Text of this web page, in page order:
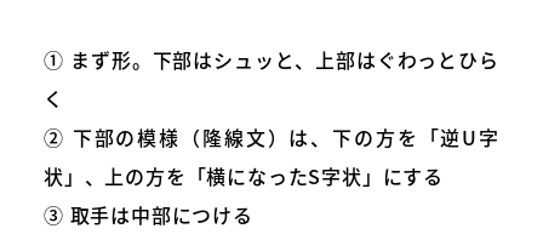
① まず形。下部はシュッと、上部はぐわっとひら
く
② 下部の模様（隆線文）は、下の方を「逆U字
状」、上の方を「横になったS字状」にする
③ 取手は中部につける